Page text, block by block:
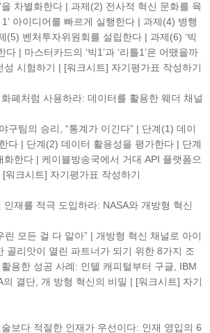
을 차별화한다 | 과제(2) 전사적 혁신 문화를 육
아이디어를 빠르게 실행한다 | 과제(4) 병행
(5) 벤처투자위원회를 설립한다 | 과제(6) ‘빅
다 | 마스터카드의 ‘빅1’과 ‘리틀1’은 어땠을까
성 시험하기 | [워크시트] 자기평가표 작성하기
폐처럼 사용하라: 데이터를 활용한 웨더 채널
구팀의 승리, “통계가 이긴다” | 단계(1) 데이
다 | 단계(2) 데이터 활용성을 평가한다 | 단계
한다 | 케이블방송국에서 거대 API 플랫폼으
워크시트] 자기평가표 작성하기
재를 적극 도입하라: NASA와 개방형 혁신
린 모든 걸 다 알아” | 개방형 혁신 채널로 아이
골리앗이 열린 파트너가 되기 위한 8가지 조
활용한 성공 사례: 인텔 캐피털부터 구글, IBM
의 결단, 개 방형 혁신의 비밀 | [워크시트] 자기
보다 적절한 인재가 우선이다: 인재 영입의 6